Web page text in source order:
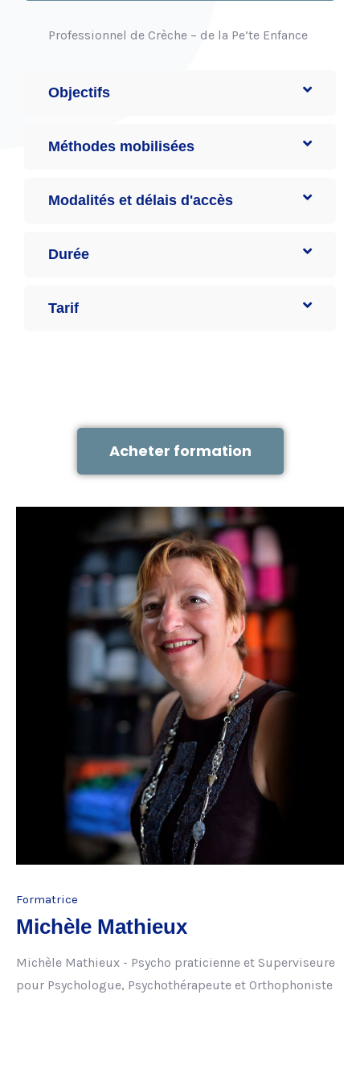
Professionnel de Crèche – de la Pe’te Enfance
Objectifs
Méthodes mobilisées
Modalités et délais d'accès
Durée
Tarif
Acheter formation
Formatrice
Michèle Mathieux
Michèle Mathieux - Psycho praticienne et Superviseure
pour Psychologue, Psychothérapeute et Orthophoniste